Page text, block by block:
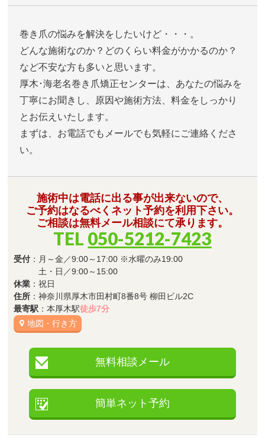
巻き爪の悩みを解決をしたいけど・・・。
どんな施術なのか？どのくらい料金がかかるのか？
など不安な方も多いと思います。
厚木･海老名巻き爪矯正センターは、あなたの悩みを
丁寧にお聞きし、原因や施術方法、料金をしっかり
とお伝えいたします。
まずは、お電話でもメールでも気軽にご連絡くださ
い。
施術中は電話に出る事が出来ないので、
ご予約はなるべくネット予約を利用下さい。
ご相談は無料メール相談にて承ります。
TEL 050-5212-7423
受付 ：月～金／9:00～17:00 ※水曜のみ19:00
土・日／9:00～15:00
休業 ：祝日
住所 ：神奈川県厚木市田村町8番8号 柳田ビル2C
最寄駅 ：本厚木駅徒歩7分
地図・行き方
無料相談メール
簡単ネット予約